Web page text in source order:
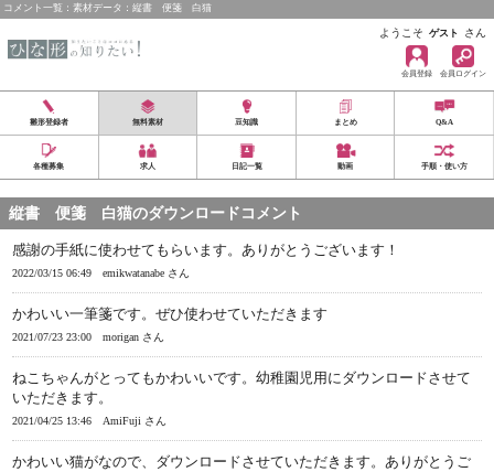
コメント一覧：素材データ：縦書 便箋 白猫
ようこそ ゲスト さん
会員登録 会員ログイン
雛形登録者 無料素材 豆知識 まとめ Q&A
各種募集 求人 日記一覧 動画 手順・使い方
縦書 便箋 白猫のダウンロードコメント
感謝の手紙に使わせてもらいます。ありがとうございます！
2022/03/15 06:49 emikwatanabe さん
かわいい一筆箋です。ぜひ使わせていただきます
2021/07/23 23:00 morigan さん
ねこちゃんがとってもかわいいです。幼稚園児用にダウンロードさせて
いただきます。
2021/04/25 13:46 AmiFuji さん
かわいい猫がなので、ダウンロードさせていただきます。ありがとうご